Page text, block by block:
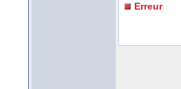
Erreur